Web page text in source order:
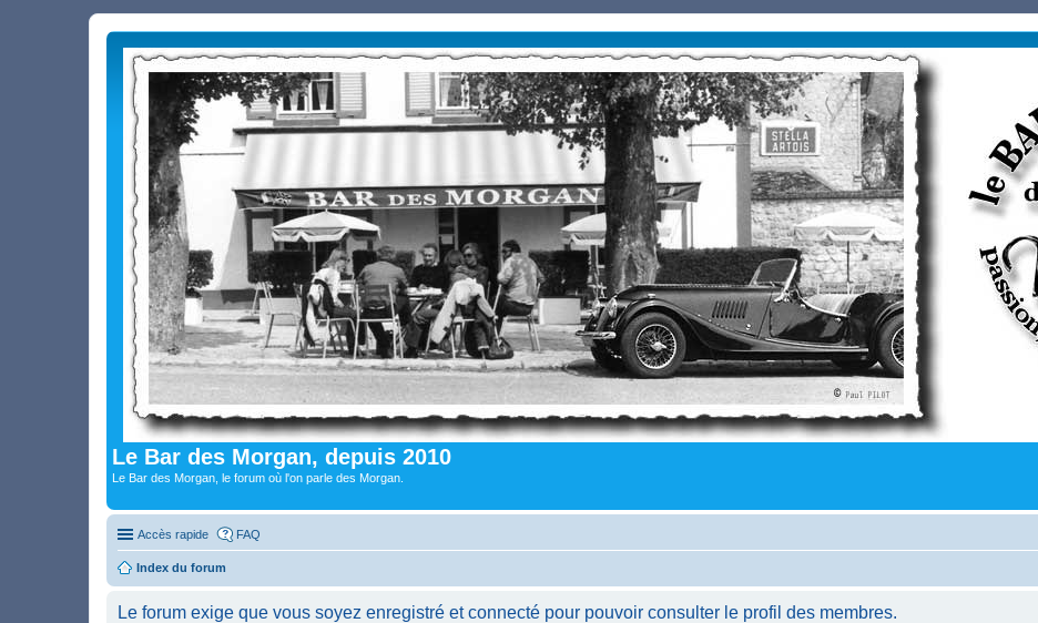
Le Bar des Morgan, depuis 2010
Le Bar des Morgan, le forum où l'on parle des Morgan.
Accès rapide FAQ
Index du forum
Le forum exige que vous soyez enregistré et connecté pour pouvoir consulter le profil des membres.